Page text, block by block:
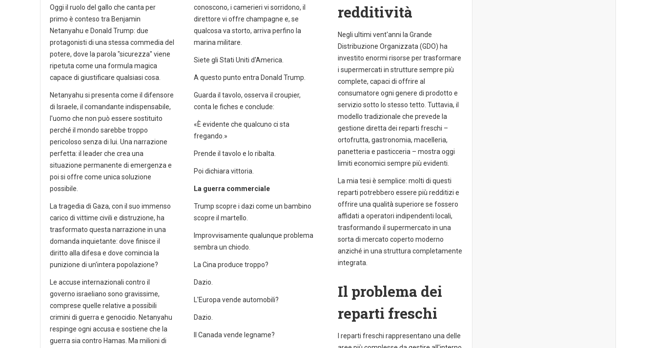
Oggi il ruolo del gallo che canta per
primo è conteso tra Benjamin
Netanyahu e Donald Trump: due
protagonisti di una stessa commedia del
potere, dove la parola "sicurezza" viene
ripetuta come una formula magica
capace di giustificare qualsiasi cosa.
Netanyahu si presenta come il difensore
di Israele, il comandante indispensabile,
l'uomo che non può essere sostituito
perché il mondo sarebbe troppo
pericoloso senza di lui. Una narrazione
perfetta: il leader che crea una
situazione permanente di emergenza e
poi si offre come unica soluzione
possibile.
La tragedia di Gaza, con il suo immenso
carico di vittime civili e distruzione, ha
trasformato questa narrazione in una
domanda inquietante: dove finisce il
diritto alla difesa e dove comincia la
punizione di un'intera popolazione?
Le accuse internazionali contro il
governo israeliano sono gravissime,
comprese quelle relative a possibili
crimini di guerra e genocidio. Netanyahu
respinge ogni accusa e sostiene che la
guerra sia contro Hamas. Ma milioni di
conoscono, i camerieri vi sorridono, il
direttore vi offre champagne e, se
qualcosa va storto, arriva perfino la
marina militare.
Siete gli Stati Uniti d'America.
A questo punto entra Donald Trump.
Guarda il tavolo, osserva il croupier,
conta le fiches e conclude:
«È evidente che qualcuno ci sta
fregando.»
Prende il tavolo e lo ribalta.
Poi dichiara vittoria.
La guerra commerciale
Trump scopre i dazi come un bambino
scopre il martello.
Improvvisamente qualunque problema
sembra un chiodo.
La Cina produce troppo?
Dazio.
L'Europa vende automobili?
Dazio.
Il Canada vende legname?
redditività
Negli ultimi vent'anni la Grande
Distribuzione Organizzata (GDO) ha
investito enormi risorse per trasformare
i supermercati in strutture sempre più
complete, capaci di offrire al
consumatore ogni genere di prodotto e
servizio sotto lo stesso tetto. Tuttavia, il
modello tradizionale che prevede la
gestione diretta dei reparti freschi –
ortofrutta, gastronomia, macelleria,
panetteria e pasticceria – mostra oggi
limiti economici sempre più evidenti.
La mia tesi è semplice: molti di questi
reparti potrebbero essere più redditizi e
offrire una qualità superiore se fossero
affidati a operatori indipendenti locali,
trasformando il supermercato in una
sorta di mercato coperto moderno
anziché in una struttura completamente
integrata.
Il problema dei
reparti freschi
I reparti freschi rappresentano una delle